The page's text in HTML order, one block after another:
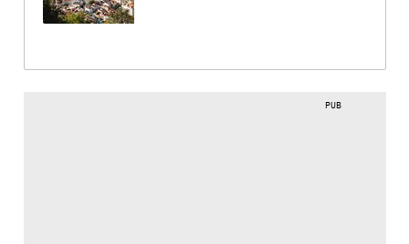
PUB